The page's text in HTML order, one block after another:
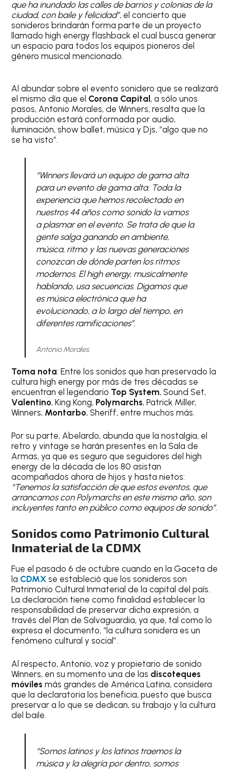
que ha inundado las calles de barrios y colonias de la
ciudad, con baile y felicidad”, el concierto que
sonideros brindarán forma parte de un proyecto
llamado high energy flashback el cual busca generar
un espacio para todos los equipos pioneros del
género musical mencionado.
Al abundar sobre el evento sonidero que se realizará
el mismo día que el Corona Capital, a sólo unos
pasos, Antonio Morales, de Winners, resalta que la
producción estará conformada por audio,
iluminación, show ballet, música y Djs, “algo que no
se ha visto”.
“Winners llevará un equipo de gama alta
para un evento de gama alta. Toda la
experiencia que hemos recolectado en
nuestros 44 años como sonido la vamos
a plasmar en el evento. Se trata de que la
gente salga ganando en ambiente,
música, ritmo y las nuevas generaciones
conozcan de dónde parten los ritmos
modernos. El high energy, musicalmente
hablando, usa secuencias. Digamos que
es música electrónica que ha
evolucionado, a lo largo del tiempo, en
diferentes ramificaciones”.
Antonio Morales.
Toma nota: Entre los sonidos que han preservado la
cultura high energy por más de tres décadas se
encuentran el legendario Top System, Sound Set,
Valentino, King Kong, Polymarchs, Patrick Miller,
Winners, Montarbo, Sheriff, entre muchos más.
Por su parte, Abelardo, abunda que la nostalgia, el
retro y vintage se harán presentes en la Sala de
Armas, ya que es seguro que seguidores del high
energy de la década de los 80 asistan
acompañados ahora de hijos y hasta nietos:
“Tenemos la satisfacción de que estos eventos, que
arrancamos con Polymarchs en este mismo año, son
incluyentes tanto en público como equipos de sonido”.
Sonidos como Patrimonio Cultural
Inmaterial de la CDMX
Fue el pasado 6 de octubre cuando en la Gaceta de
la CDMX se estableció que los sonideros son
Patrimonio Cultural Inmaterial de la capital del país.
La declaración tiene como finalidad establecer la
responsabilidad de preservar dicha expresión, a
través del Plan de Salvaguardia, ya que, tal como lo
expresa el documento, “la cultura sonidera es un
fenómeno cultural y social”.
Al respecto, Antonio, voz y propietario de sonido
Winners, en su momento una de las discoteques
móviles más grandes de América Latina, considera
que la declaratoria los beneficia, puesto que busca
preservar a lo que se dedican, su trabajo y la cultura
del baile.
“Somos latinos y los latinos traemos la
música y la alegría por dentro, somos